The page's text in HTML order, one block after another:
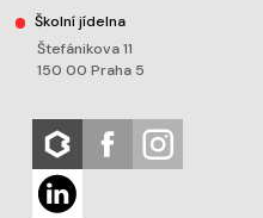
Školní jídelna
Štefánikova 11
150 00 Praha 5